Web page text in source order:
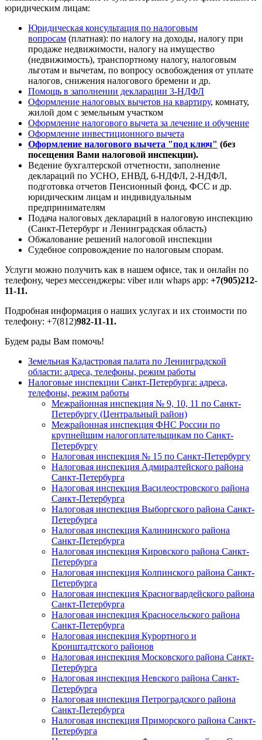
юридическим лицам:
Юридическая консультация по налоговым
вопросам (платная): по налогу на доходы, налогу при
продаже недвижимости, налогу на имущество
(недвижимость), транспортному налогу, налоговым
льготам и вычетам, по вопросу освобождения от уплате
налогов, снижения налогового бремени и др.
Помощь в заполнении декларации 3-НДФЛ
Оформление налоговых вычетов на квартиру, комнату,
жилой дом с земельным участком
Оформление налогового вычета за лечение и обучение
Оформление инвестиционного вычета
Оформление налогового вычета "под ключ" (без
посещения Вами налоговой инспекции).
Ведение бухгалтерской отчетности, заполнение
деклараций по УСНО, ЕНВД, 6-НДФЛ, 2-НДФЛ,
подготовка отчетов Пенсионный фонд, ФСС и др.
юридическим лицам и индивидуальным
предпринимателям
Подача налоговых деклараций в налоговую инспекцию
(Санкт-Петербург и Ленинградская область)
Обжалование решений налоговой инспекции
Судебное сопровождение по налоговым спорам.
Услуги можно получить как в нашем офисе, так и онлайн по
телефону, через мессенджеры: viber или whaps app: +7(905)212-
11-11.
Подробная информация о наших услугах и их стоимости по
телефону: +7(812)982-11-11.
Будем рады Вам помочь!
Земельная Кадастровая палата по Ленинградской
области: адреса, телефоны, режим работы
Налоговые инспекции Санкт-Петербурга: адреса,
телефоны, режим работы
Межрайонная инспекция № 9, 10, 11 по Санкт-
Петербургу (Центральный район)
Межрайонная инспекция ФНС России по
крупнейшим налогоплательщикам по Санкт-
Петербургу
Налоговая инспекция № 15 по Санкт-Петербургу
Налоговая инспекция Адмиралтейского района
Санкт-Петербурга
Налоговая инспекция Василеостровского района
Санкт-Петербурга
Налоговая инспекция Выборгского района Санкт-
Петербурга
Налоговая инспекция Калининского района
Санкт-Петербурга
Налоговая инспекция Кировского района Санкт-
Петербурга
Налоговая инспекция Колпинского района Санкт-
Петербурга
Налоговая инспекция Красногвардейского района
Санкт-Петербурга
Налоговая инспекция Красносельского района
Санкт-Петербурга
Налоговая инспекция Курортного и
Кронштадтского районов
Налоговая инспекция Московского района Санкт-
Петербурга
Налоговая инспекция Невского района Санкт-
Петербурга
Налоговая инспекция Петроградского района
Санкт-Петербурга
Налоговая инспекция Приморского района Санкт-
Петербурга